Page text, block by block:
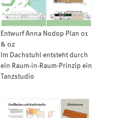
Entwurf Anna Nodop Plan 01
& 02
Im Dachstuhl entsteht durch
ein Raum-in-Raum-Prinzip ein
Tanzstudio